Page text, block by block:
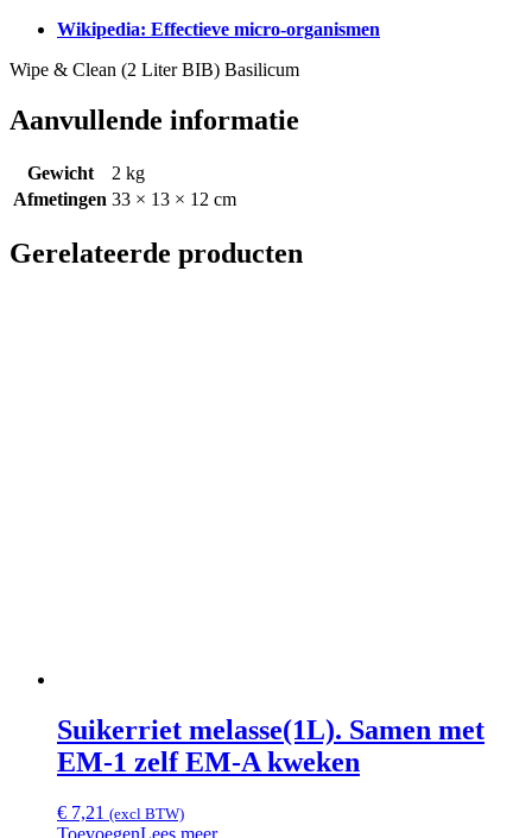
Wikipedia: Effectieve micro-organismen
Wipe & Clean (2 Liter BIB) Basilicum
Aanvullende informatie
Gewicht
2 kg
Afmetingen 33 × 13 × 12 cm
Gerelateerde producten
Suikerriet melasse(1L). Samen met
EM-1 zelf EM-A kweken
€ 7,21 (excl BTW)
ToevoegenLees meer